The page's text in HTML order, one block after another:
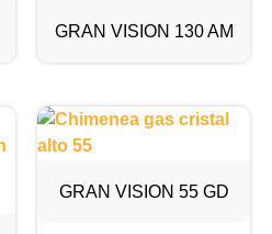
GRAN VISION 130 AM
GRAN VISION 55 GD